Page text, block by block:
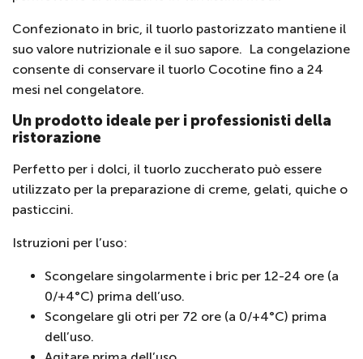
Confezionato in bric, il tuorlo pastorizzato mantiene il
suo valore nutrizionale e il suo sapore. La congelazione
consente di conservare il tuorlo Cocotine fino a 24
mesi nel congelatore.
Un prodotto ideale per i professionisti della
ristorazione
Perfetto per i dolci, il tuorlo zuccherato può essere
utilizzato per la preparazione di creme, gelati, quiche o
pasticcini.
Istruzioni per l’uso:
Scongelare singolarmente i bric per 12-24 ore (a
0/+4°C) prima dell’uso.
Scongelare gli otri per 72 ore (a 0/+4°C) prima
dell’uso.